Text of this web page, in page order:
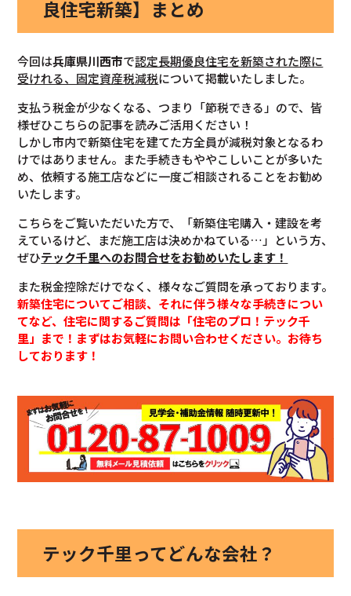
良住宅新築】まとめ
今回は兵庫県川西市で認定長期優良住宅を新築された際に
受けれる、固定資産税減税について掲載いたしました。
支払う税金が少なくなる、つまり「節税できる」ので、皆
様ぜひこちらの記事を読みご活用ください！
しかし市内で新築住宅を建てた方全員が減税対象となるわ
けではありません。また手続きもややこしいことが多いた
め、依頼する施工店などに一度ご相談されることをお勧め
いたします。
こちらをご覧いただいた方で、「新築住宅購入・建設を考
えているけど、まだ施工店は決めかねている…」という方、
ぜひテック千里へのお問合せをお勧めいたします！
また税金控除だけでなく、様々なご質問を承っております。
新築住宅についてご相談、それに伴う様々な手続きについ
てなど、住宅に関するご質問は「住宅のプロ！テック千
里」まで！まずはお気軽にお問い合わせください。お待ち
しております！
テック千里ってどんな会社？